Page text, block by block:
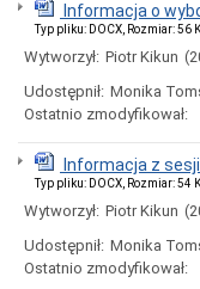
Wybory
Samorządowe
Informacje
ogólne
Dane
Dni
otwarcia
Przyjęcia
interesantów,
Informacja o
Typ pliku: DOCX, Rozmiar: 56
Wytworzył: Piotr Kikun
Udostępnił: Monika
Ostatnio zmodyfikował:
Informacja z
Typ pliku: DOCX, Rozmiar: 54
Wytworzył: Piotr Kikun
Udostępnił: Monika
Ostatnio zmodyfikował: